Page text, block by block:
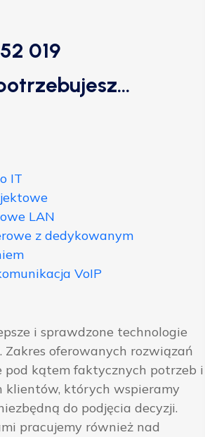
019
IT
LAN
z dedykowanym
VoIP
i sprawdzone technologie
oferowanych rozwiązań
pod kątem faktycznych potrzeb i
klientów, których wspieramy
do podjęcia decyzji.
pracujemy również nad